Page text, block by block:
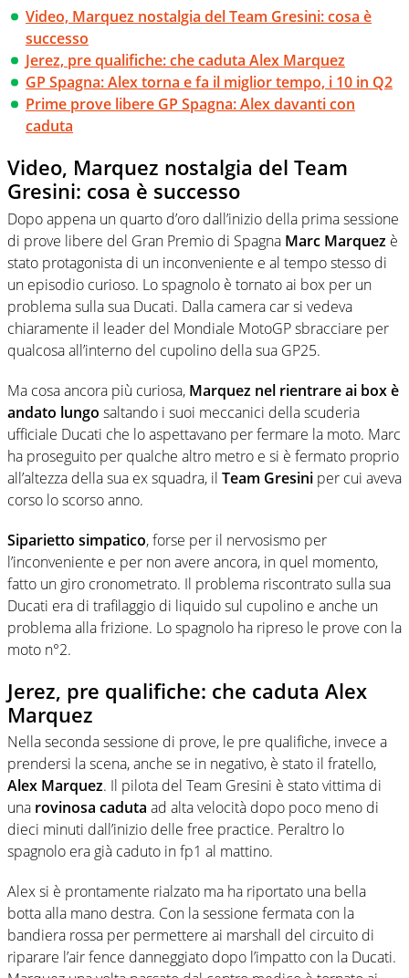
Video, Marquez nostalgia del Team Gresini: cosa è
successo
Jerez, pre qualifiche: che caduta Alex Marquez
GP Spagna: Alex torna e fa il miglior tempo, i 10 in Q2
Prime prove libere GP Spagna: Alex davanti con
caduta
Video, Marquez nostalgia del Team
Gresini: cosa è successo
Dopo appena un quarto d’oro dall’inizio della prima sessione
di prove libere del Gran Premio di Spagna Marc Marquez è
stato protagonista di un inconveniente e al tempo stesso di
un episodio curioso. Lo spagnolo è tornato ai box per un
problema sulla sua Ducati. Dalla camera car si vedeva
chiaramente il leader del Mondiale MotoGP sbracciare per
qualcosa all’interno del cupolino della sua GP25.
Ma cosa ancora più curiosa, Marquez nel rientrare ai box è
andato lungo saltando i suoi meccanici della scuderia
ufficiale Ducati che lo aspettavano per fermare la moto. Marc
ha proseguito per qualche altro metro e si è fermato proprio
all’altezza della sua ex squadra, il Team Gresini per cui aveva
corso lo scorso anno.
Siparietto simpatico, forse per il nervosismo per
l’inconveniente e per non avere ancora, in quel momento,
fatto un giro cronometrato. Il problema riscontrato sulla sua
Ducati era di trafilaggio di liquido sul cupolino e anche un
problema alla frizione. Lo spagnolo ha ripreso le prove con la
moto n°2.
Jerez, pre qualifiche: che caduta Alex
Marquez
Nella seconda sessione di prove, le pre qualifiche, invece a
prendersi la scena, anche se in negativo, è stato il fratello,
Alex Marquez. Il pilota del Team Gresini è stato vittima di
una rovinosa caduta ad alta velocità dopo poco meno di
dieci minuti dall’inizio delle free practice. Peraltro lo
spagnolo era già caduto in fp1 al mattino.
Alex si è prontamente rialzato ma ha riportato una bella
botta alla mano destra. Con la sessione fermata con la
bandiera rossa per permettere ai marshall del circuito di
riparare l’air fence danneggiato dopo l’impatto con la Ducati.